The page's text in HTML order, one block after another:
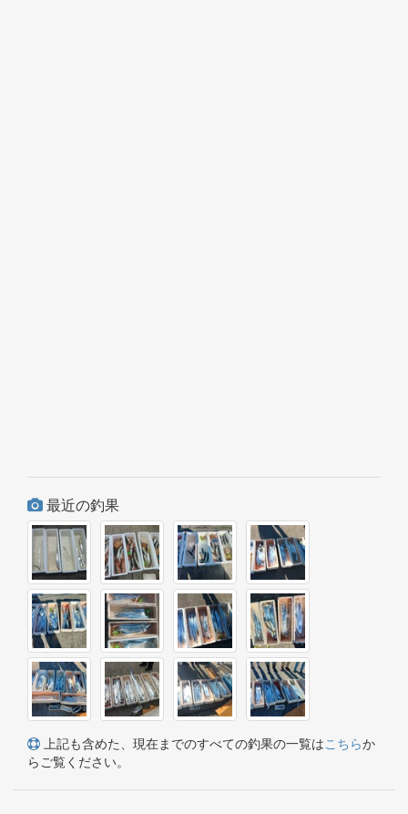
最近の釣果
上記も含めた、現在までのすべての釣果の一覧はこちらか
らご覧ください。